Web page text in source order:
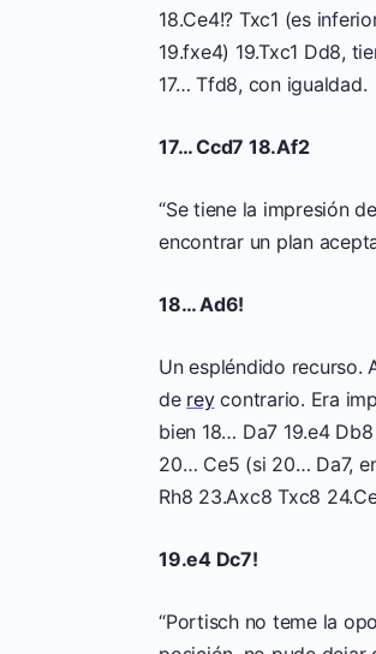
18.Ce4!? Txc1 (es
19.fxe4) 19.Txc1 Dd8,
17… Tfd8, con igualdad.
17… Ccd7 18.Af2
“Se tiene la impresión
encontrar un plan
18… Ad6!
Un espléndido recurso.
de reycontrario. Era
bien 18… Da7 19.e4
20… Ce5 (si 20… Da7,
Rh8 23.Axc8 Txc8
19.e4 Dc7!
“Portisch no teme la